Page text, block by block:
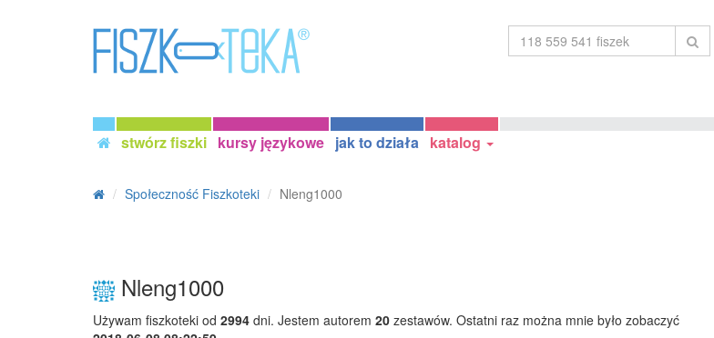
stwórz fiszki kursy językowe jak to działa katalog
Społeczność Fiszkoteki Nleng1000
Nleng1000
Używam fiszkoteki od 2994 dni. Jestem autorem 20 zestawów. Ostatni raz można mnie było zobaczyć